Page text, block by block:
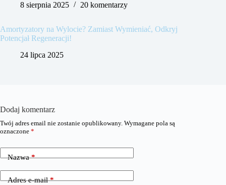
8 sierpnia 2025
20 komentarzy
Amortyzatory na Wylocie? Zamiast Wymieniać, Odkryj
Potencjał Regeneracji!
24 lipca 2025
Dodaj komentarz
Twój adres email nie zostanie opublikowany. Wymagane pola są
oznaczone *
Nazwa*
Adres e-mail*